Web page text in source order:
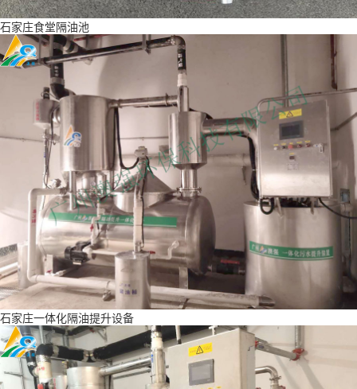
石家庄食堂隔油池
石家庄一体化隔油提升设备